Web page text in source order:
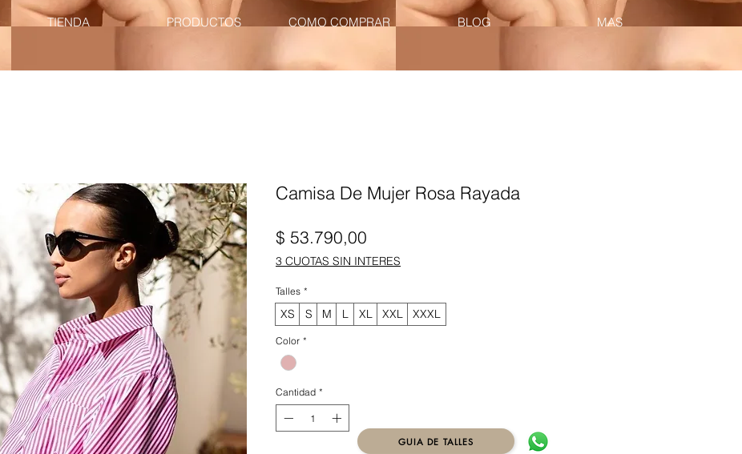
TIENDA PRODUCTOS COMO COMPRAR BLOG MAS
Camisa De Mujer Rosa Rayada
$ 53.790,00
3 CUOTAS SIN INTERES
Talles *
XS S M L XL XXL XXXL
Color *
Cantidad *
GUIA DE TALLES